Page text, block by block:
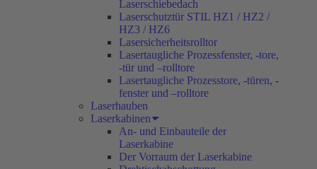
Laserschiebedach
Laserschutztür STIL HZ1 / HZ2 /
HZ3 / HZ6
Lasersicherheitsrolltor
Lasertaugliche Prozessfenster, -tore,
-tür und –rolltore
Lasertaugliche Prozesstore, -türen, -
fenster und –rolltore
Laserhauben
Laserkabinen
An- und Einbauteile der
Laserkabine
Der Vorraum der Laserkabine